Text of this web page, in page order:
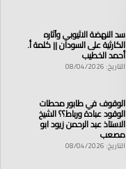
سد النهضة الاثيوبي وآثاره
الكارثية على السودان || كلمة أ.
أحمد الخطيب
التاريخ: 08/04/2026
الوقوف في طابور محطات
الوقود عبادة ورباط؟؟ الشيخ
الاستاذ عبد الرحمن زيود ابو
مصعب
التاريخ: 08/04/2026